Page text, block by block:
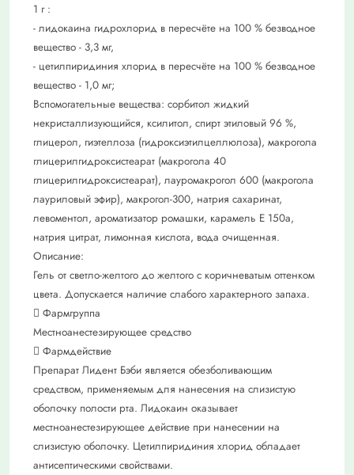
1 г :
- лидокаина гидрохлорид в пересчёте на 100 % безводное
вещество - 3,3 мг,
- цетилпиридиния хлорид в пересчёте на 100 % безводное
вещество - 1,0 мг;
Вспомогательные вещества: сорбитол жидкий
некристаллизующийся, ксилитол, спирт этиловый 96 %,
глицерол, гиэтеллоза (гидроксиэтилцеллюлоза), макрогола
глицерилгидроксистеарат (макрогола 40
глицерилгидроксистеарат), лауромакрогол 600 (макрогола
лауриловый эфир), макрогол-300, натрия сахаринат,
левоментол, ароматизатор ромашки, карамель Е 150а,
натрия цитрат, лимонная кислота, вода очищенная.
Описание:
Гель от светло-желтого до желтого с коричневатым оттенком
цвета. Допускается наличие слабого характерного запаха.
 Фармгруппа
Местноанестезирующее средство
 Фармдействие
Препарат Лидент Бэби является обезболивающим
средством, применяемым для нанесения на слизистую
оболочку полости рта. Лидокаин оказывает
местноанестезирующее действие при нанесении на
слизистую оболочку. Цетилпиридиния хлорид обладает
антисептическими свойствами.